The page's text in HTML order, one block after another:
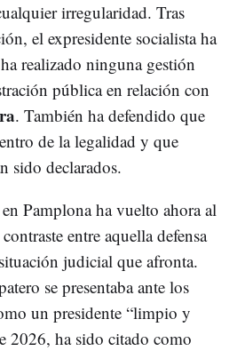
irregularidad. Tras
el expresidente socialista ha
realizado ninguna gestión
pública en relación con
. También ha defendido que
de la legalidad y que
sido declarados.
Pamplona ha vuelto ahora al
entre aquella defensa
judicial que afronta.
se presentaba ante los
un presidente “limpio y
2026, ha sido citado como